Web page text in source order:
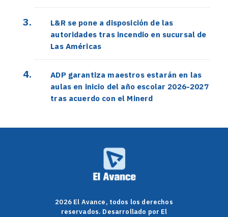
L&R se pone a disposición de las
autoridades tras incendio en sucursal de
Las Américas
ADP garantiza maestros estarán en las
aulas en inicio del año escolar 2026-2027
tras acuerdo con el Minerd
2026 El Avance, todos los derechos
reservados. Desarrollado por El